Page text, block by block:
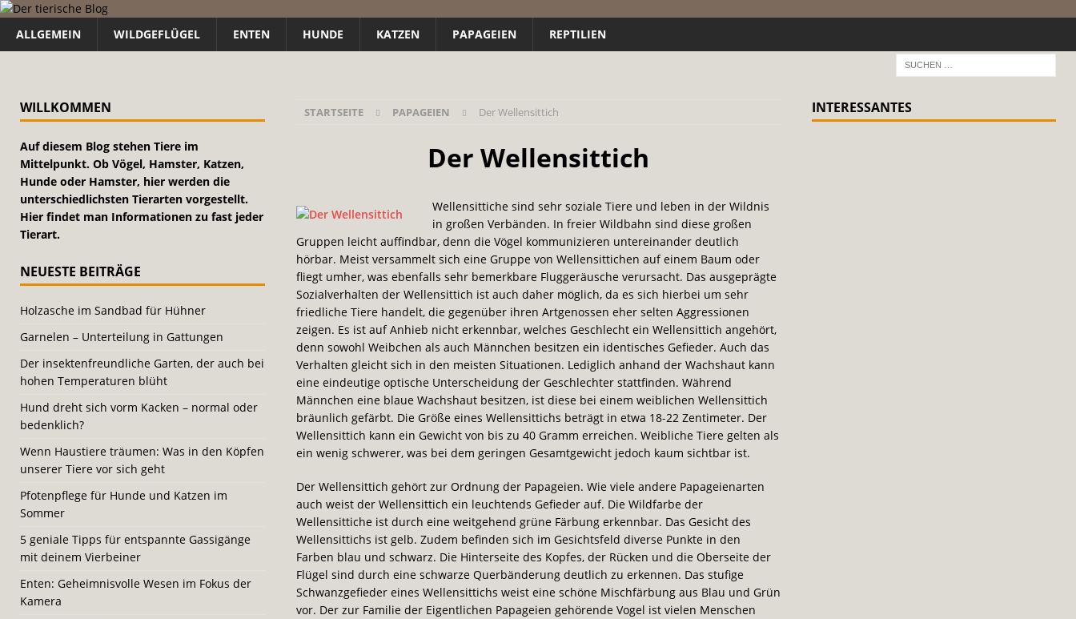
ALLGEMEIN WILDGEFLÜGEL ENTEN HUNDE KATZEN PAPAGEIEN REPTILIEN
STARTSEITE PAPAGEIEN Der Wellensittich
Der Wellensittich
Wellensittiche sind sehr soziale Tiere und leben in der Wildnis
in großen Verbänden. In freier Wildbahn sind diese großen
Gruppen leicht auffindbar, denn die Vögel kommunizieren untereinander deutlich
hörbar. Meist versammelt sich eine Gruppe von Wellensittichen auf einem Baum oder
fliegt umher, was ebenfalls sehr bemerkbare Fluggeräusche verursacht. Das ausgeprägte
Sozialverhalten der Wellensittich ist auch daher möglich, da es sich hierbei um sehr
friedliche Tiere handelt, die gegenüber ihren Artgenossen eher selten Aggressionen
zeigen. Es ist auf Anhieb nicht erkennbar, welches Geschlecht ein Wellensittich angehört,
denn sowohl Weibchen als auch Männchen besitzen ein identisches Gefieder. Auch das
Verhalten gleicht sich in den meisten Situationen. Lediglich anhand der Wachshaut kann
eine eindeutige optische Unterscheidung der Geschlechter stattfinden. Während
Männchen eine blaue Wachshaut besitzen, ist diese bei einem weiblichen Wellensittich
bräunlich gefärbt. Die Größe eines Wellensittichs beträgt in etwa 18-22 Zentimeter. Der
Wellensittich kann ein Gewicht von bis zu 40 Gramm erreichen. Weibliche Tiere gelten als
ein wenig schwerer, was bei dem geringen Gesamtgewicht jedoch kaum sichtbar ist.
Der Wellensittich gehört zur Ordnung der Papageien. Wie viele andere Papageienarten
auch weist der Wellensittich ein leuchtends Gefieder auf. Die Wildfarbe der
Wellensittiche ist durch eine weitgehend grüne Färbung erkennbar. Das Gesicht des
Wellensittichs ist gelb. Zudem befinden sich im Gesichtsfeld diverse Punkte in den
Farben blau und schwarz. Die Hinterseite des Kopfes, der Rücken und die Oberseite der
Flügel sind durch eine schwarze Querbänderung deutlich zu erkennen. Das stufige
Schwanzgefieder eines Wellensittichs weist eine schöne Mischfärbung aus Blau und Grün
vor. Der zur Familie der Eigentlichen Papageien gehörende Vogel ist vielen Menschen
WILLKOMMEN
Auf diesem Blog stehen Tiere im
Mittelpunkt. Ob Vögel, Hamster, Katzen,
Hunde oder Hamster, hier werden die
unterschiedlichsten Tierarten vorgestellt.
Hier findet man Informationen zu fast jeder
Tierart.
NEUESTE BEITRÄGE
Holzasche im Sandbad für Hühner
Garnelen – Unterteilung in Gattungen
Der insektenfreundliche Garten, der auch bei
hohen Temperaturen blüht
Hund dreht sich vorm Kacken – normal oder
bedenklich?
Wenn Haustiere träumen: Was in den Köpfen
unserer Tiere vor sich geht
Pfotenpflege für Hunde und Katzen im
Sommer
5 geniale Tipps für entspannte Gassigänge
mit deinem Vierbeiner
Enten: Geheimnisvolle Wesen im Fokus der
Kamera
INTERESSANTES